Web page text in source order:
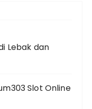
Lebak dan
Slot Online